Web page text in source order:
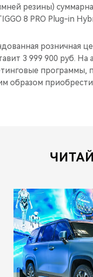
резины)
8 PRO Plug-in
розничная
3 999 900 руб.
программы,
образом